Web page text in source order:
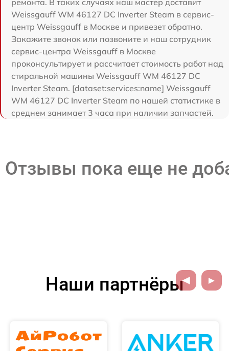
Weissgauff WM 46127 DC Inverter Steam в сервис-
центр Weissgauff в Москве и привезет обратно.
Закажите звонок или позвоните и наш сотрудник
сервис-центра Weissgauff в Москве
проконсультирует и рассчитает стоимость работ над
стиральной машины Weissgauff WM 46127 DC
Inverter Steam. [dataset:services:name] Weissgauff
WM 46127 DC Inverter Steam по нашей статистике в
среднем занимает 3 часа при наличии запчастей.
Отзывы пока еще не
Наши партнёры